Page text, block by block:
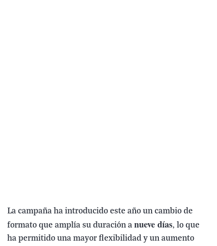
La campaña ha introducido este año un cambio de
formato que amplía su duración a nueve días, lo que
ha permitido una mayor flexibilidad y un aumento